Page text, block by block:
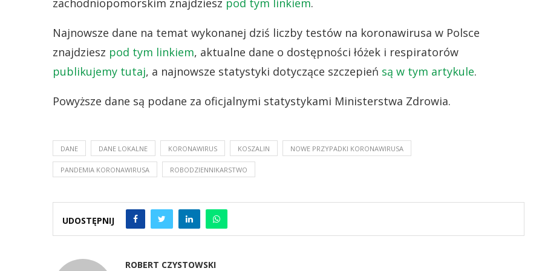
zachodniopomorskim znajdziesz pod tym linkiem.
Najnowsze dane na temat wykonanej dziś liczby testów na koronawirusa w Polsce
znajdziesz pod tym linkiem, aktualne dane o dostępności łóżek i respiratorów
publikujemy tutaj, a najnowsze statystyki dotyczące szczepień są w tym artykule.
Powyższe dane są podane za oficjalnymi statystykami Ministerstwa Zdrowia.
DANE DANE LOKALNE KORONAWIRUS KOSZALIN NOWE PRZYPADKI KORONAWIRUSA
PANDEMIA KORONAWIRUSA ROBODZIENNIKARSTWO
UDOSTĘPNIJ
ROBERT CZYSTOWSKI